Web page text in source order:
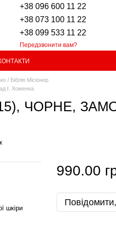
+38 096 600 11 22
+38 073 100 11 22
+38 099 533 11 22
Передзвонити вам?
/ Біблія Місіонер
І. Хоменка
ЧОРНЕ,
шкіри
990.00